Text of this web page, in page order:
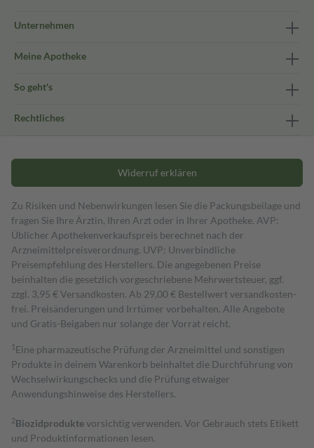
Unternehmen
Meine Apotheke
So geht's
Rechtliches
Widerruf erklären
Zu Risiken und Nebenwirkungen lesen Sie die Packungsbeilage und
fragen Sie Ihre Ärztin, Ihren Arzt oder in Ihrer Apotheke. AVP:
Üblicher Apothekenverkaufspreis berechnet nach der
Arzneimittelpreisverordnung. UVP: Unverbindliche
Preisempfehlung des Herstellers. Die angegebenen Preise
beinhalten die gesetzlich vorgeschriebene Mehrwertsteuer, ggf.
zzgl. 3,95 € Versandkosten. Ab 29,00 € Bestell­wert versand­kosten­
frei. Preisänderungen und Irrtümer vorbehalten. Alle Angebote
und Gratis-Beigaben nur solange der Vorrat reicht.
1 Eine pharmazeutische Prüfung der Arzneimittel und sonstigen
Produkte in deinem Warenkorb beinhaltet die Durchführung von
Wechselwirkungschecks und die Prüfung etwaiger
Anwendungshinweise des Herstellers.
2Biozidproduktevorsichtig verwenden. Vor Gebrauch stets Etikett
und Produktinformationen lesen.